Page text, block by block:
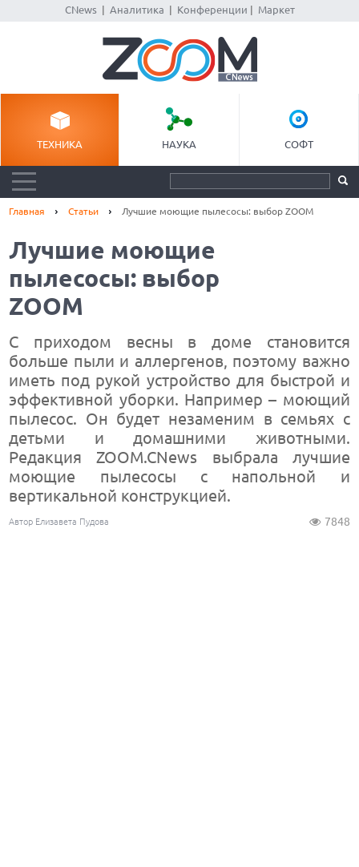
CNews| Аналитика Конференции Маркет
ТЕХНИКА НАУКА СОФТ
Главная Статьи Лучшие моющие пылесосы: выбор ZOOM
Лучшие моющие
пылесосы: выбор
ZOOM
С приходом весны в доме становится
больше пыли и аллергенов, поэтому важно
иметь под рукой устройство для быстрой и
эффективной уборки. Например – моющий
пылесос. Он будет незаменим в семьях с
детьми и домашними животными.
Редакция ZOOM.CNews выбрала лучшие
моющие пылесосы с напольной и
вертикальной конструкцией.
Автор Елизавета Пудова 7848